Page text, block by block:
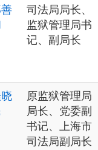
司法局局长、
监狱管理局书
记、副局长
原监狱管理局
局长、党委副
书记、上海市
司法局副局长